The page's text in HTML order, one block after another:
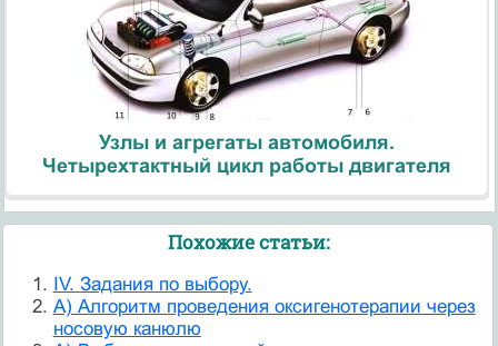
Узлы и агрегаты автомобиля.
Четырехтактный цикл работы двигателя
Похожие статьи:
IV. Задания по выбору.
А) Алгоритм проведения оксигенотерапии через
носовую канюлю